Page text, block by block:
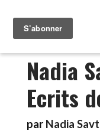
Nadia
Ecrits
par Nadia